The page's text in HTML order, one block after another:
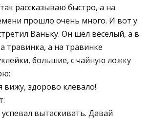
рассказываю быстро, а на
прошло очень много. И вот у
Ваньку. Он шел веселый, а в
травинка, а на травинке
большие, с чайную ложку
вижу, здорово клевало!
вытаскивать. Давай